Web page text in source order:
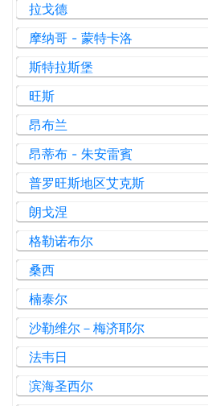
拉戈德
摩纳哥 - 蒙特卡洛
斯特拉斯堡
旺斯
昂布兰
昂蒂布 - 朱安雷賓
普罗旺斯地区艾克斯
朗戈涅
格勒诺布尔
桑西
楠泰尔
沙勒维尔－梅济耶尔
法韦日
滨海圣西尔